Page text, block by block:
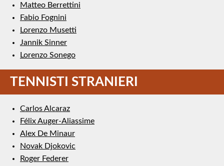
Matteo Berrettini
Fabio Fognini
Lorenzo Musetti
Jannik Sinner
Lorenzo Sonego
TENNISTI STRANIERI
Carlos Alcaraz
Félix Auger-Aliassime
Alex De Minaur
Novak Djokovic
Roger Federer